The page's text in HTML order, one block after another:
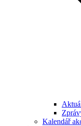
Kalendář